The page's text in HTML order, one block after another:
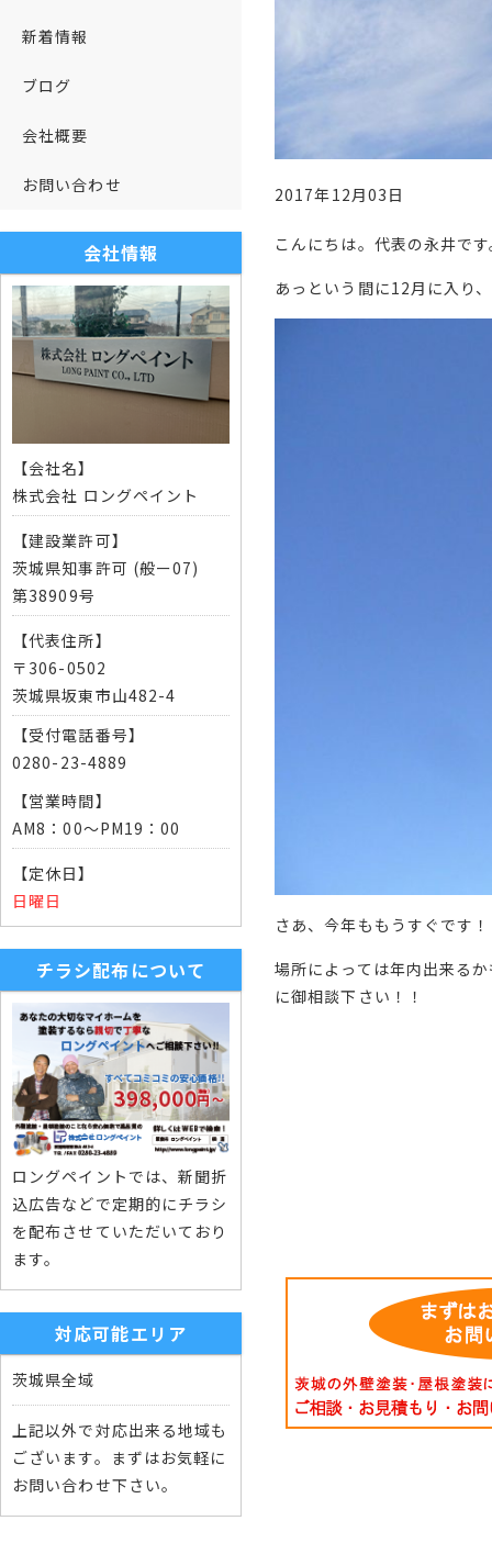
2017年12月03日
こんにちは。代表の永井で
あっという間に12月に入り
さあ、今年ももうすぐです！
場所によっては年内出来る
に御相談下さい！！
新着情報
ブログ
会社概要
お問い合わせ
会社情報
【会社名】
株式会社 ロングペイント
【建設業許可】
茨城県知事許可 (般ー07)
第38909号
【代表住所】
〒306-0502
茨城県坂東市山482-4
【受付電話番号】
0280-23-4889
【営業時間】
AM8：00～PM19：00
【定休日】
日曜日
チラシ配布について
ロングペイントでは、新聞折
込広告などで定期的にチラシ
を配布させていただいており
ます。
対応可能エリア
茨城県全域
上記以外で対応出来る地域も
ございます。まずはお気軽に
お問い合わせ下さい。